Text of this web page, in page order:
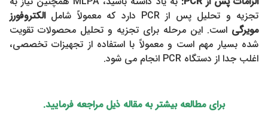
تجزیه و تحلیل پس از PCR دارد که معمولاً شامل
الکتروفورز
مویرگی است. این مرحله برای تجزیه و تحلیل محصولات تقویت
شده بسیار مهم است و معمولاً با استفاده از تجهیزات تخصصی،
اغلب جدا از دستگاه PCR انجام می شود.
برای مطالعه بیشتر به مقاله ذیل مراجعه فرمایید.